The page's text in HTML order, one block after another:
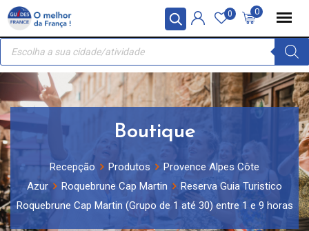
Painel de Gerenciamento de Cookies
Skip
content
0
0
Recherche
produits
Boutique
Recepção Produtos
Provence Alpes Côte
Azur
Roquebrune Cap Martin
Reserva Guia Turistico
Roquebrune Cap Martin (Grupo de 1 até 30) entre 1 e 9 horas